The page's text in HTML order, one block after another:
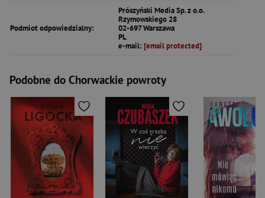
Podmiot odpowiedzialny:
Prószyński Media Sp. z o.o.
Rzymowskiego 28
02-697 Warszawa
PL
e-mail: [email protected]
Podobne do Chorwackie powroty